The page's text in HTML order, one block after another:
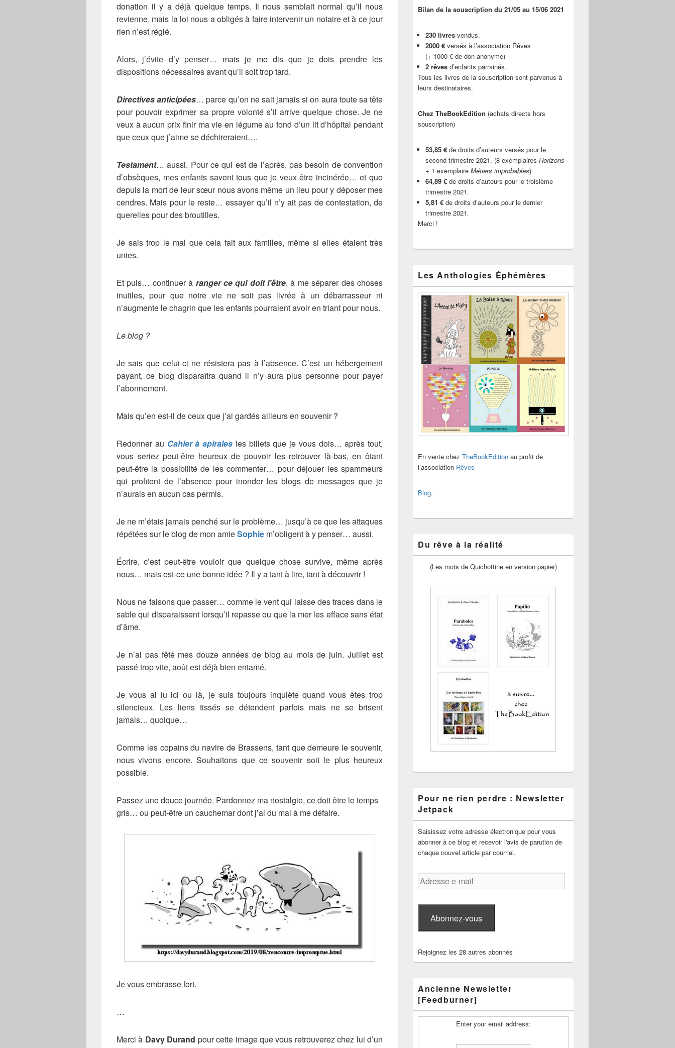
donation il y a déjà quelque temps. Il nous semblait normal qu’il nous
revienne, mais la loi nous a obligés à faire intervenir un notaire et à ce jour
rien n’est réglé.
Alors, j’évite d’y penser… mais je me dis que je dois prendre les
dispositions nécessaires avant qu’il soit trop tard.
Directives anticipées… parce qu’on ne sait jamais si on aura toute sa tête
pour pouvoir exprimer sa propre volonté s’il arrive quelque chose. Je ne
veux à aucun prix finir ma vie en légume au fond d’un lit d’hôpital pendant
que ceux que j’aime se déchireraient….
Testament… aussi. Pour ce qui est de l’après, pas besoin de convention
d’obsèques, mes enfants savent tous que je veux être incinérée… et que
depuis la mort de leur sœur nous avons même un lieu pour y déposer mes
cendres. Mais pour le reste… essayer qu’il n’y ait pas de contestation, de
querelles pour des broutilles.
Je sais trop le mal que cela fait aux familles, même si elles étaient très
unies.
Et puis… continuer à ranger ce qui doit l’être, à me séparer des choses
inutiles, pour que notre vie ne soit pas livrée à un débarrasseur ni
n’augmente le chagrin que les enfants pourraient avoir en triant pour nous.
Le blog ?
Je sais que celui-ci ne résistera pas à l’absence. C’est un hébergement
payant, ce blog disparaîtra quand il n’y aura plus personne pour payer
l’abonnement.
Mais qu’en est-il de ceux que j’ai gardés ailleurs en souvenir ?
Redonner au Cahier à spirales les billets que je vous dois… après tout,
vous seriez peut-être heureux de pouvoir les retrouver là-bas, en ôtant
peut-être la possibilité de les commenter… pour déjouer les spammeurs
qui profitent de l’absence pour inonder les blogs de messages que je
n’aurais en aucun cas permis.
Je ne m’étais jamais penché sur le problème… jusqu’à ce que les attaques
répétées sur le blog de mon amieSophie m’obligent à y penser… aussi.
Écrire, c’est peut-être vouloir que quelque chose survive, même après
nous… mais est-ce une bonne idée ? Il y a tant à lire, tant à découvrir !
Nous ne faisons que passer… comme le vent qui laisse des traces dans le
sable qui disparaissent lorsqu’il repasse ou que la mer les efface sans état
d’âme.
Je n’ai pas fêté mes douze années de blog au mois de juin. Juillet est
passé trop vite, août est déjà bien entamé.
Je vous ai lu ici ou là, je suis toujours inquiète quand vous êtes trop
silencieux. Les liens tissés se détendent parfois mais ne se brisent
jamais… quoique…
Comme les copains du navire de Brassens, tant que demeure le souvenir,
nous vivons encore. Souhaitons que ce souvenir soit le plus heureux
possible.
Passez une douce journée. Pardonnez ma nostalgie, ce doit être le temps
gris… ou peut-être un cauchemar dont j’ai du mal à me défaire.
Je vous embrasse fort.
…
Merci à Davy Durand pour cette image que vous retrouverez chez lui d’un
Bilan de la souscription du 21/05 au 15/06 2021
230 livres vendus.
2000 € versés à l’association Rêves
(+ 1000 € de don anonyme)
2 rêves d’enfants parrainés.
Tous les livres de la souscription sont parvenus à
leurs destinataires.
Chez TheBookEdition (achats directs hors
souscription)
53,85 € de droits d’auteurs versés pour le
second trimestre 2021. (8 exemplaires Horizons
+ 1 exemplaire Métiers improbables)
64,89 € de droits d’auteurs pour le troisième
trimestre 2021.
5,81 € de droits d’auteurs pour le dernier
trimestre 2021.
Merci !
Les Anthologies Éphémères
En vente chez TheBookEdition au profit de
l’association Rêves
Blog.
Du rêve à la réalité
(Les mots de Quichottine en version papier)
Pour ne rien perdre : Newsletter
Jetpack
Saisissez votre adresse électronique pour vous
abonner à ce blog et recevoir l'avis de parution de
chaque nouvel article par courriel.
Adresse
e-
Abonnez-vous
Rejoignez les 28 autres abonnés
Ancienne Newsletter
[Feedburner]
Enter your email address: